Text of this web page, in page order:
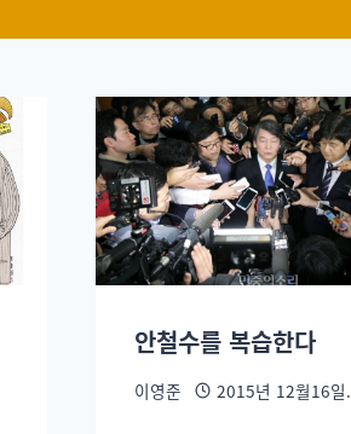
안철수를 복습한다
이영준 2015년 12월16일.